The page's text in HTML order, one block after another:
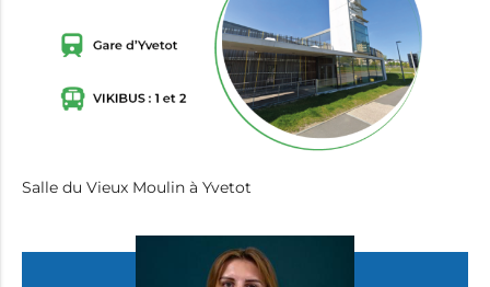
Salle du Vieux Moulin à Yvetot